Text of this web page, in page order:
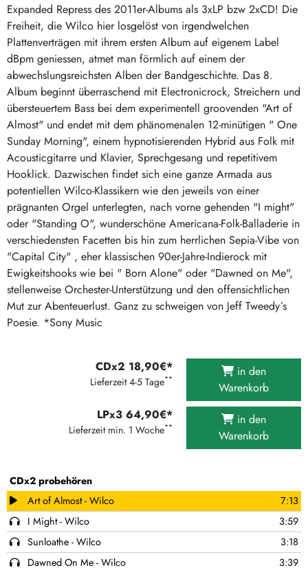
Expanded Repress des 2011er-Albums als 3xLP bzw 2xCD! Die
Freiheit, die Wilco hier losgelöst von irgendwelchen
Plattenverträgen mit ihrem ersten Album auf eigenem Label
dBpm geniessen, atmet man förmlich auf einem der
abwechslungsreichsten Alben der Bandgeschichte. Das 8.
Album beginnt überraschend mit Electronicrock, Streichern und
übersteuertem Bass bei dem experimentell groovenden "Art of
Almost" und endet mit dem phänomenalen 12-minütigen " One
Sunday Morning", einem hypnotisierenden Hybrid aus Folk mit
Acousticgitarre und Klavier, Sprechgesang und repetitivem
Hooklick. Dazwischen findet sich eine ganze Armada aus
potentiellen Wilco-Klassikern wie den jeweils von einer
prägnanten Orgel unterlegten, nach vorne gehenden "I might"
oder "Standing O", wunderschöne Americana-Folk-Balladerie in
verschiedensten Facetten bis hin zum herrlichen Sepia-Vibe von
"Capital City" , eher klassischen 90er-Jahre-Indierock mit
Ewigkeitshooks wie bei " Born Alone" oder "Dawned on Me",
stellenweise Orchester-Unterstützung und den offensichtlichen
Mut zur Abenteuerlust. Ganz zu schweigen von Jeff Tweedy´s
Poesie. *Sony Music
CDx2 probehören
Art of Almost - Wilco
7:13
I Might - Wilco
3:59
Sunloathe - Wilco
3:18
Dawned On Me - Wilco
3:39
CDx2 18,90€*
Lieferzeit 4-5 Tage**
in den
Warenkorb
LPx3 64,90€*
Lieferzeit min. 1 Woche**
in den
Warenkorb